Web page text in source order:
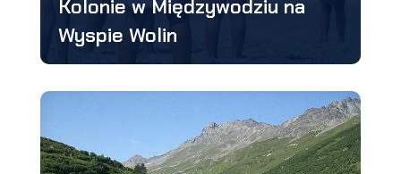
Kolonie w Międzywodziu na
Wyspie Wolin